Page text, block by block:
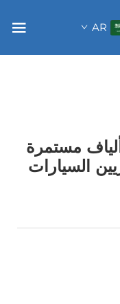
AR
مستمرة
السيارات